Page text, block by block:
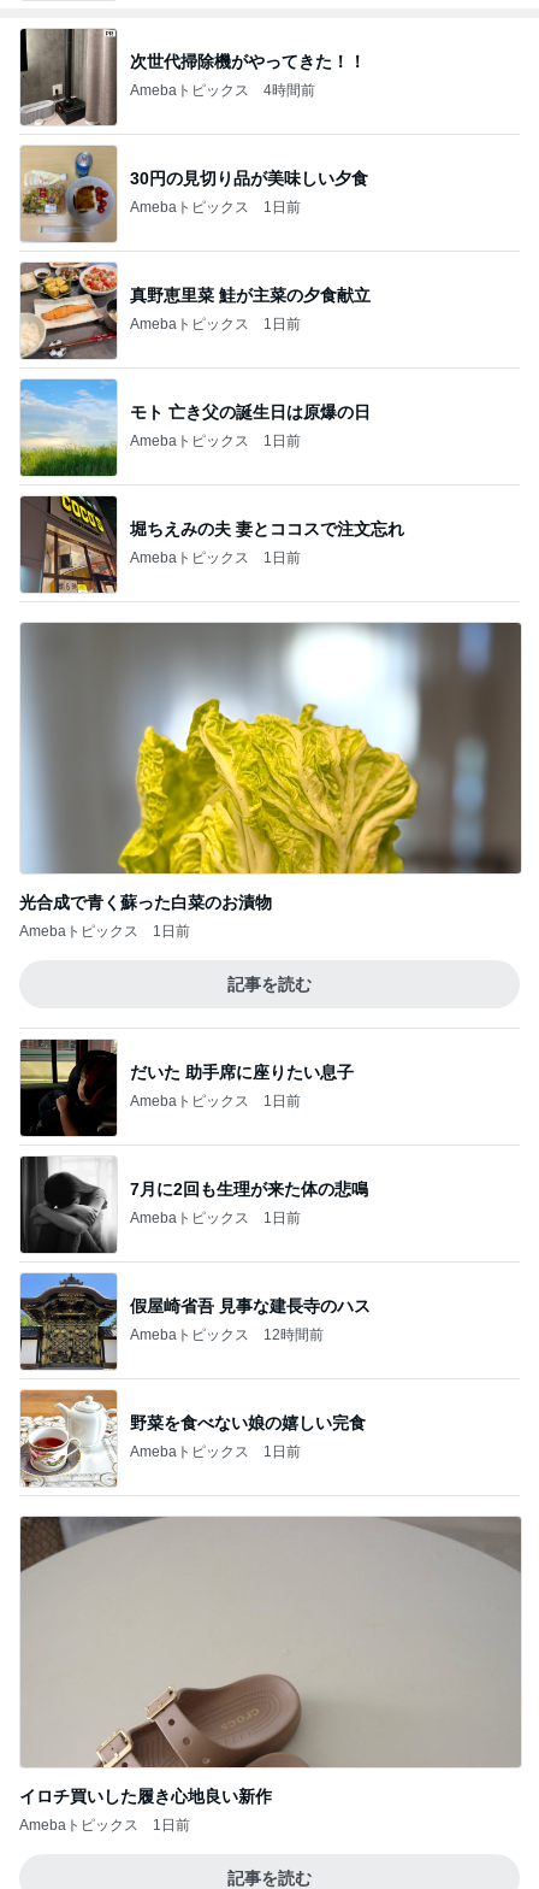
次世代掃除機がやってきた！！
Amebaトピックス 4時間前
30円の見切り品が美味しい夕食
Amebaトピックス 1日前
真野恵里菜 鮭が主菜の夕食献立
Amebaトピックス 1日前
モト 亡き父の誕生日は原爆の日
Amebaトピックス 1日前
堀ちえみの夫 妻とココスで注文忘れ
Amebaトピックス 1日前
光合成で青く蘇った白菜のお漬物
Amebaトピックス 1日前
記事を読む
だいた 助手席に座りたい息子
Amebaトピックス 1日前
7月に2回も生理が来た体の悲鳴
Amebaトピックス 1日前
假屋崎省吾 見事な建長寺のハス
Amebaトピックス 12時間前
野菜を食べない娘の嬉しい完食
Amebaトピックス 1日前
イロチ買いした履き心地良い新作
Amebaトピックス 1日前
記事を読む